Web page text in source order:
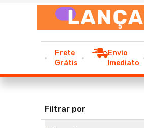
Frete
Grátis
Envio
Imediato
Filtrar por